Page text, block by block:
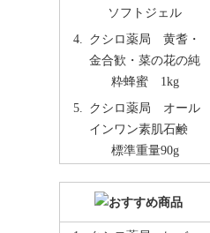
ソフトジェル
クシロ薬局 黄耆・
金合歓・菜の花の純
粋蜂蜜 1kg
クシロ薬局 オール
インワン素肌石鹸
標準重量90g